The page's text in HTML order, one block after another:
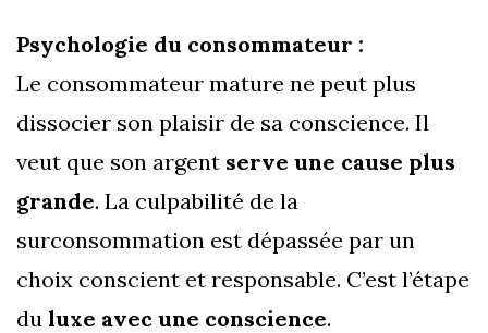
Psychologie du consommateur :
Le consommateur mature ne peut plus
dissocier son plaisir de sa conscience. Il
veut que son argent serve une cause plus
grande. La culpabilité de la
surconsommation est dépassée par un
choix conscient et responsable. C’est l’étape
du luxe avec une conscience.